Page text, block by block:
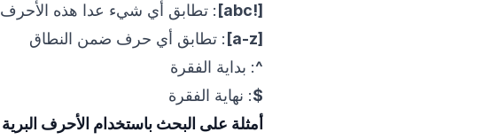
[!abc]
: تطابق أي شيء عدا هذه الأحرف
[a-z]
: تطابق أي حرف ضمن النطاق
^: بداية الفقرة
$: نهاية الفقرة
أمثلة على البحث باستخدام الأحرف البرية